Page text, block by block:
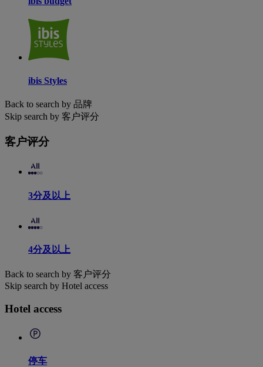
ibis Styles
Back to search by 品牌
Skip search by 客户评分
客户评分
3分及以上
4分及以上
Back to search by 客户评分
Skip search by Hotel access
Hotel access
停车